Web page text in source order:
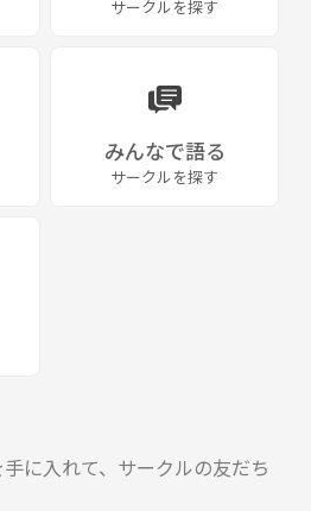
サークルを探す
みんなで語る
サークルを探す
に入れて、サークルの友だち